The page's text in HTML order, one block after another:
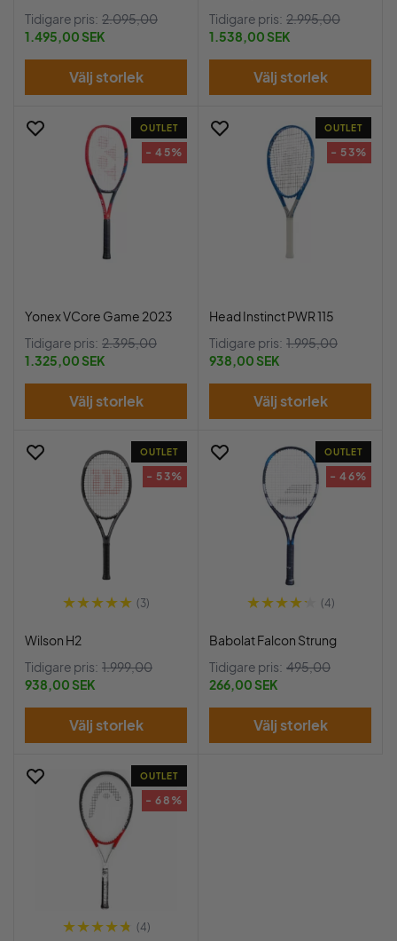
Tidigare pris: 2.095,00
1.495,00 SEK
Välj storlek
Tidigare pris: 2.995,00
1.538,00 SEK
Välj storlek
OUTLET
- 45%
Yonex VCore Game 2023
Tidigare pris: 2.395,00
1.325,00 SEK
Välj storlek
OUTLET
- 53%
Head Instinct PWR 115
Tidigare pris: 1.995,00
938,00 SEK
Välj storlek
OUTLET
- 53%
(3)
Wilson H2
Tidigare pris: 1.999,00
938,00 SEK
Välj storlek
OUTLET
- 46%
(4)
Babolat Falcon Strung
Tidigare pris: 495,00
266,00 SEK
Välj storlek
OUTLET
- 68%
(4)